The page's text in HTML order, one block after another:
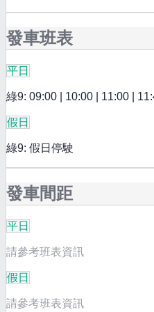
發車班表
平日
綠9: 09:00 | 10:00 | 11:00 |
假日
綠9: 假日停駛
發車間距
平日
請參考班表資訊
假日
請參考班表資訊